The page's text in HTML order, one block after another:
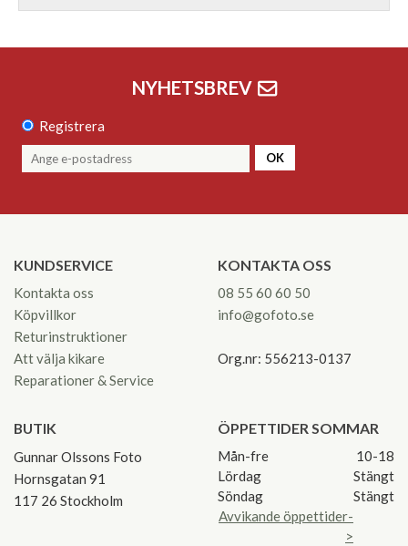
NYHETSBREV
Registrera
OK
KUNDSERVICE
Kontakta oss
Köpvillkor
Returinstruktioner
Att välja kikare
Reparationer & Service
KONTAKTA OSS
08 55 60 60 50
info@gofoto.se
Org.nr: 556213-0137
BUTIK
Gunnar Olssons Foto
Hornsgatan 91
117 26 Stockholm
ÖPPETTIDER SOMMAR
Mån-fre
10-18
Lördag
Stängt
Söndag
Stängt
Avvikande öppettider-
>